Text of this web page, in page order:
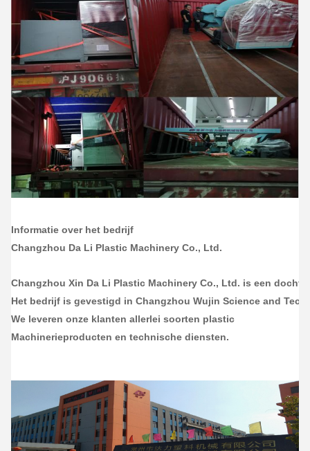
Informatie over het bedrijf
Changzhou Da Li Plastic Machinery Co., Ltd.
Changzhou Xin Da Li Plastic Machinery Co., Ltd. is een
Het bedrijf is gevestigd in Changzhou Wujin Science and
We leveren onze klanten allerlei soorten plastic
Machinerieproducten en technische diensten.